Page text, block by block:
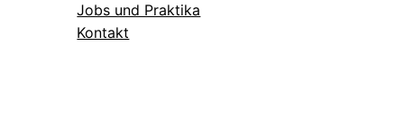
Jobs und Praktika
Kontakt